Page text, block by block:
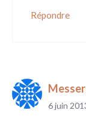
Répondre
6 juin